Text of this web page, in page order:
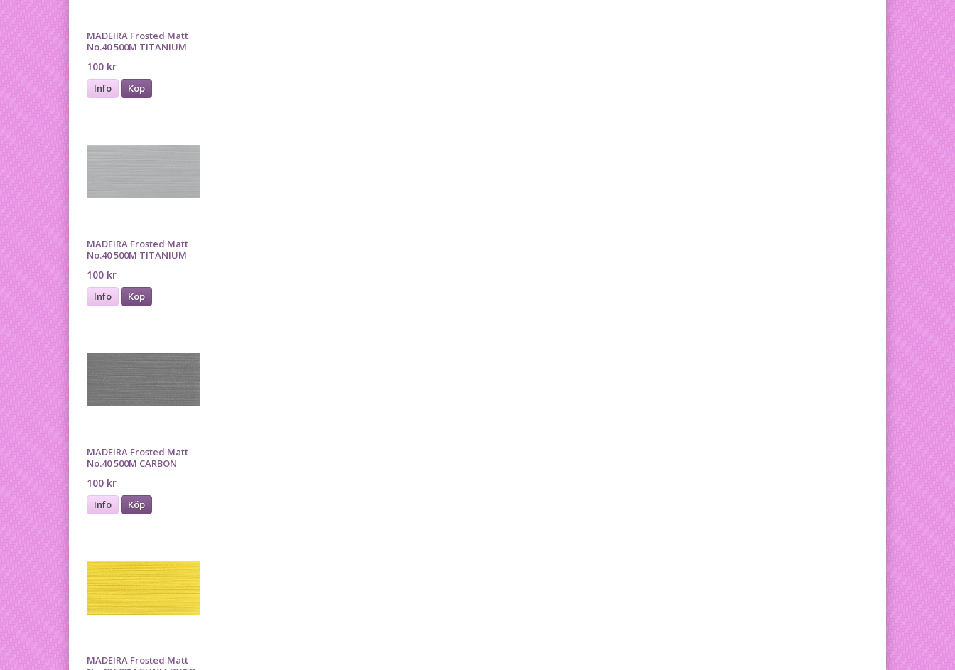
MADEIRA Frosted Matt
No.40 500M TITANIUM
100 kr
Info Köp
MADEIRA Frosted Matt
No.40 500M TITANIUM
100 kr
Info Köp
MADEIRA Frosted Matt
No.40 500M CARBON
100 kr
Info Köp
MADEIRA Frosted Matt